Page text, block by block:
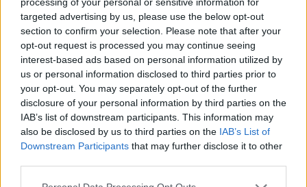
targeted advertising by us, please use the below opt-out
section to confirm your selection. Please note that after your
opt-out request is processed you may continue seeing
interest-based ads based on personal information utilized by
us or personal information disclosed to third parties prior to
your opt-out. You may separately opt-out of the further
disclosure of your personal information by third parties on the
IAB’s list of downstream participants. This information may
also be disclosed by us to third parties on the IAB’s List of
Downstream Participants that may further disclose it to other
Please note that this website/app uses one or more Google
Ecomondo è in prima linea in questa
trasformazione! 🌱💚
AUTORE
AiAdhubMedia